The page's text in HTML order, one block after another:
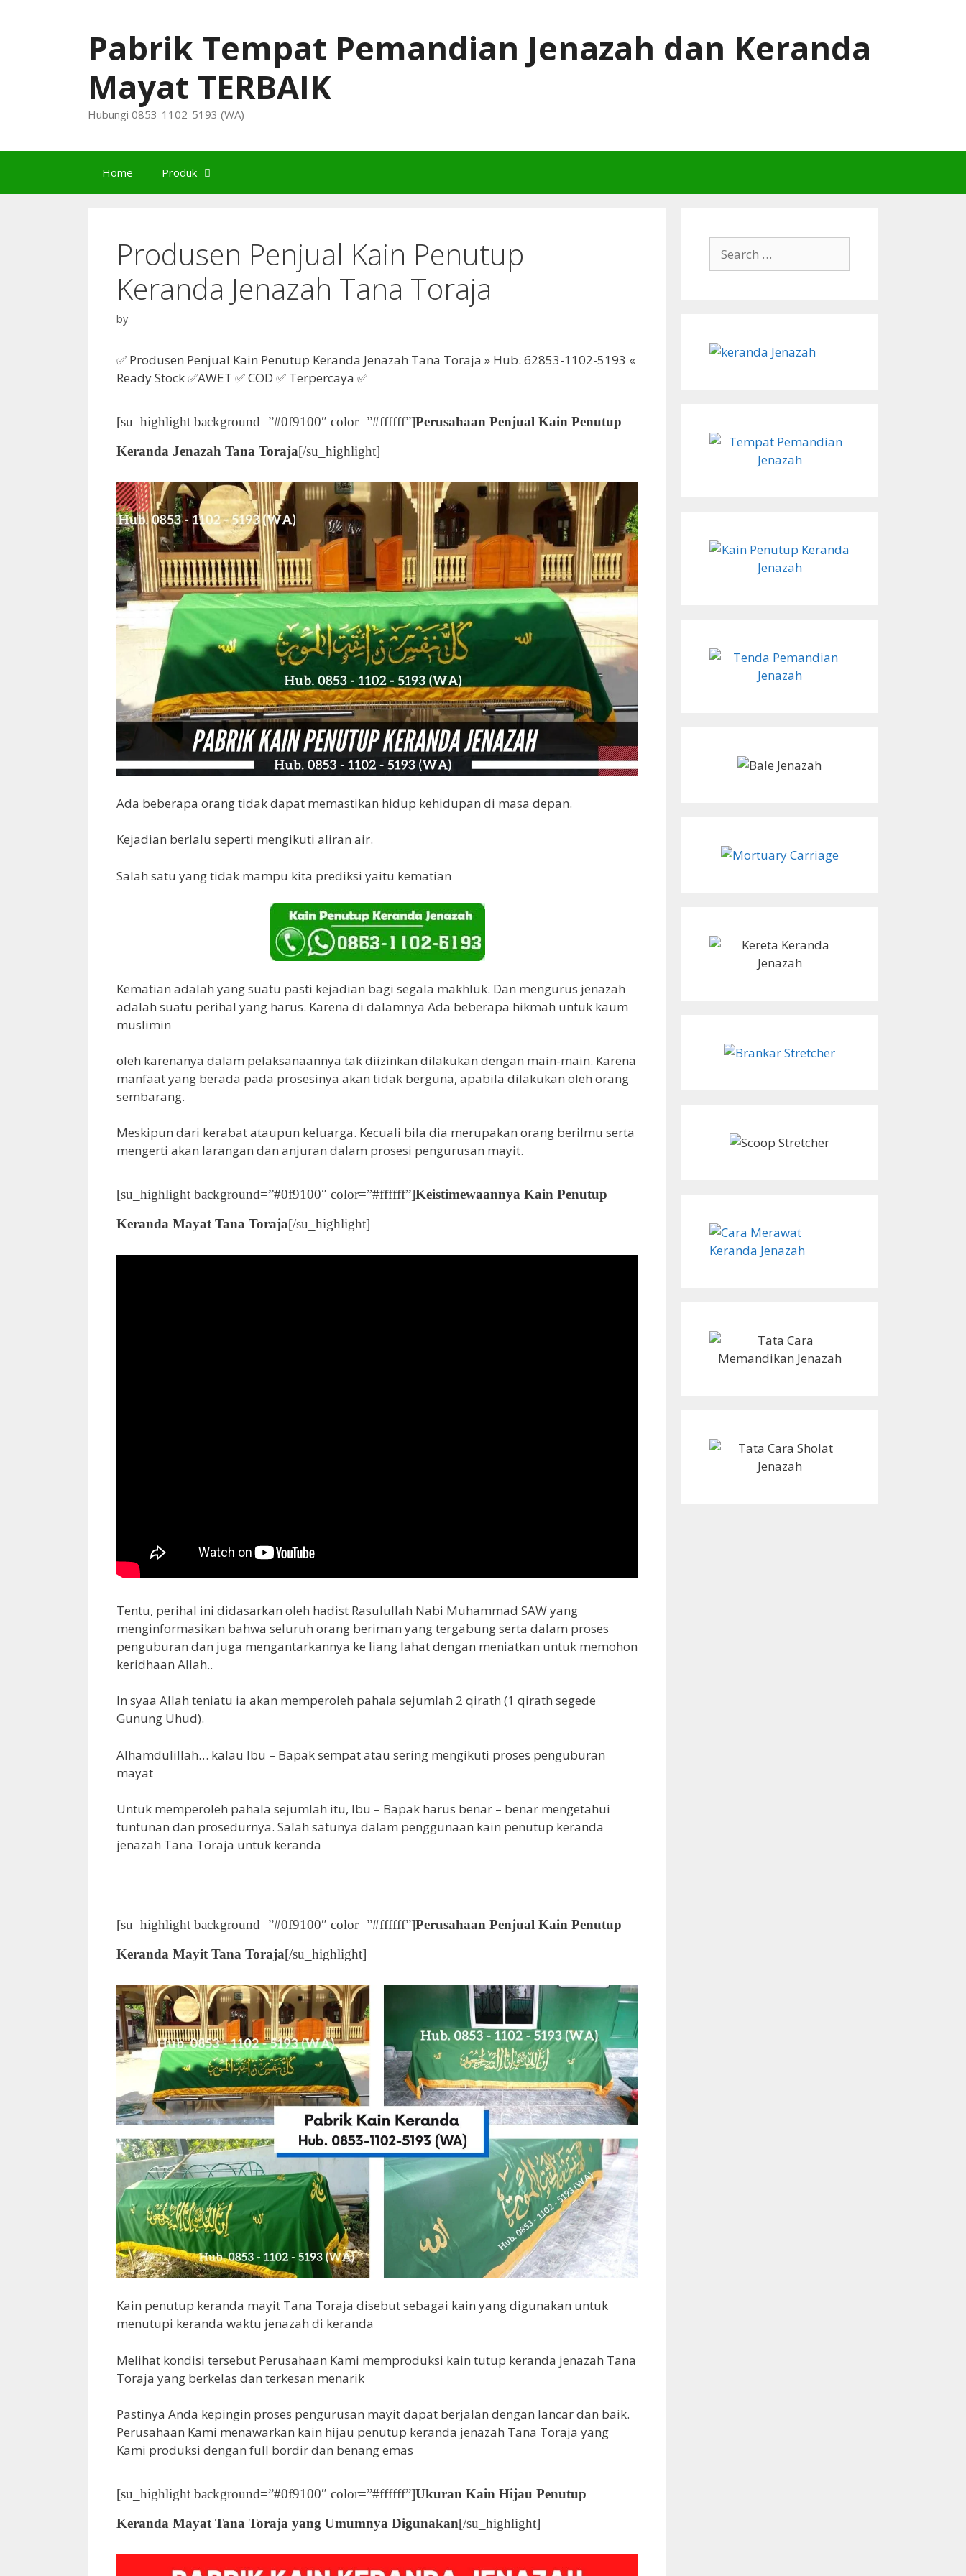
Pabrik Tempat Pemandian Jenazah dan Keranda
Mayat TERBAIK
Hubungi 0853-1102-5193 (WA)
Home Produk
Produsen Penjual Kain Penutup
Keranda Jenazah Tana Toraja
by
✅ Produsen Penjual Kain Penutup Keranda Jenazah Tana Toraja » Hub. 62853-1102-5193 «
Ready Stock ✅AWET ✅ COD ✅ Terpercaya ✅
[su_highlight background=”#0f9100″ color=”#ffffff”]Perusahaan Penjual Kain Penutup
Keranda Jenazah Tana Toraja[/su_highlight]
Ada beberapa orang tidak dapat memastikan hidup kehidupan di masa depan.
Kejadian berlalu seperti mengikuti aliran air.
Salah satu yang tidak mampu kita prediksi yaitu kematian
Kematian adalah yang suatu pasti kejadian bagi segala makhluk. Dan mengurus jenazah
adalah suatu perihal yang harus. Karena di dalamnya Ada beberapa hikmah untuk kaum
muslimin
oleh karenanya dalam pelaksanaannya tak diizinkan dilakukan dengan main-main. Karena
manfaat yang berada pada prosesinya akan tidak berguna, apabila dilakukan oleh orang
sembarang.
Meskipun dari kerabat ataupun keluarga. Kecuali bila dia merupakan orang berilmu serta
mengerti akan larangan dan anjuran dalam prosesi pengurusan mayit.
[su_highlight background=”#0f9100″ color=”#ffffff”]Keistimewaannya Kain Penutup
Keranda Mayat Tana Toraja[/su_highlight]
Tentu, perihal ini didasarkan oleh hadist Rasulullah Nabi Muhammad SAW yang
menginformasikan bahwa seluruh orang beriman yang tergabung serta dalam proses
penguburan dan juga mengantarkannya ke liang lahat dengan meniatkan untuk memohon
keridhaan Allah..
In syaa Allah teniatu ia akan memperoleh pahala sejumlah 2 qirath (1 qirath segede
Gunung Uhud).
Alhamdulillah… kalau Ibu – Bapak sempat atau sering mengikuti proses penguburan
mayat
Untuk memperoleh pahala sejumlah itu, Ibu – Bapak harus benar – benar mengetahui
tuntunan dan prosedurnya. Salah satunya dalam penggunaan kain penutup keranda
jenazah Tana Toraja untuk keranda
[su_highlight background=”#0f9100″ color=”#ffffff”]Perusahaan Penjual Kain Penutup
Keranda Mayit Tana Toraja[/su_highlight]
Kain penutup keranda mayit Tana Toraja disebut sebagai kain yang digunakan untuk
menutupi keranda waktu jenazah di keranda
Melihat kondisi tersebut Perusahaan Kami memproduksi kain tutup keranda jenazah Tana
Toraja yang berkelas dan terkesan menarik
Pastinya Anda kepingin proses pengurusan mayit dapat berjalan dengan lancar dan baik.
Perusahaan Kami menawarkan kain hijau penutup keranda jenazah Tana Toraja yang
Kami produksi dengan full bordir dan benang emas
[su_highlight background=”#0f9100″ color=”#ffffff”]Ukuran Kain Hijau Penutup
Keranda Mayat Tana Toraja yang Umumnya Digunakan[/su_highlight]
for: